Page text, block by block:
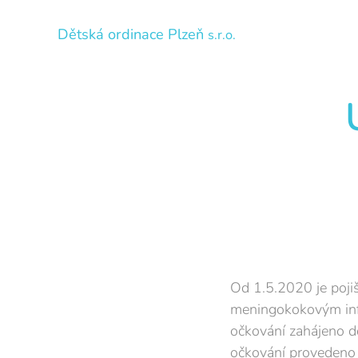
Dětská ordinace Plzeň s.r.o.
Od 1.5.2020 je
meningokokovým
očkování zahájeno
očkování